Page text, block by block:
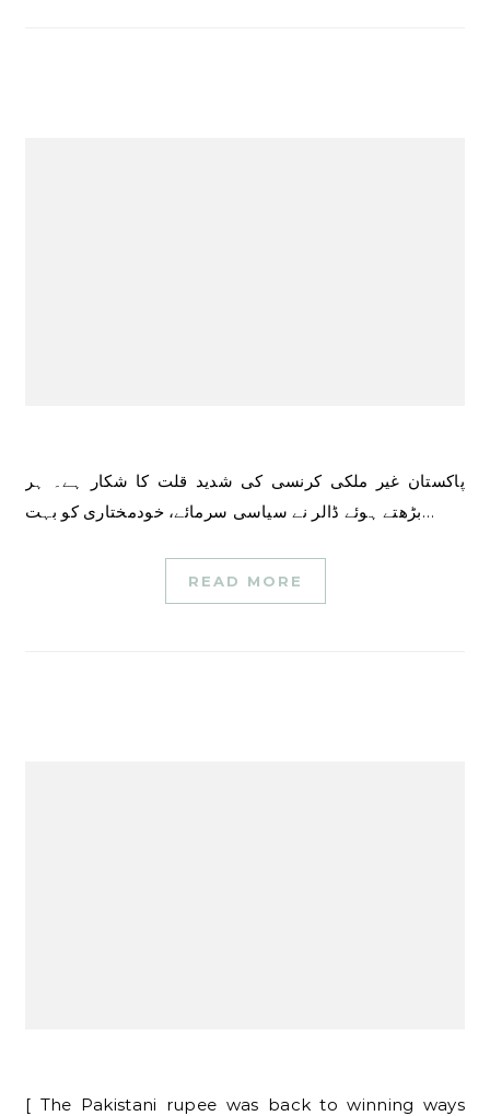
پاکستان غیر ملکی کرنسی کی شدید قلت کا شکار ہے۔ ہر
بڑھتے ہوئے ڈالر نے سیاسی سرمائے، خودمختاری کو بہت…
READ MORE
[ The Pakistani rupee was back to winning ways